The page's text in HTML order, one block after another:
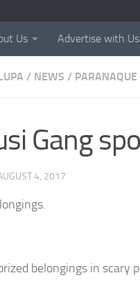
Us Advertise with Us
/ NEWS / PARANAQUE
Gang
4, 2017
belongings in scary